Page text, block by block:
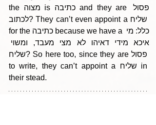
the מצוה is כתיבה and they are פסול
לכתוב? They can’t even appoint a שליח
for the כתיבה because we have a כלל: מי
שליח? So here too, since they are פסול
to write, they can’t appoint a שליח in
their stead.